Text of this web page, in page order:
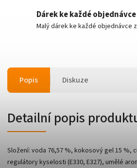
Dárek ke každé objednávce
Malý dárek ke každé objednávce
Popis Diskuze
Detailní popis
Složení: voda 76,57 %, kokosový gel 15 %,
regulátory kyselosti (E330, E327), umělé